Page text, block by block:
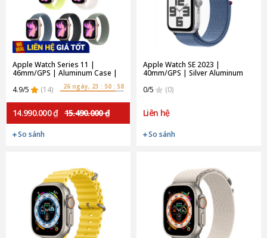
Apple Watch Series 11 |
46mm/GPS | Aluminum Case |
4.9/5
(14) 26 ngày, 23 : 50 : 57
14.990.000 ₫ 15.490.000 ₫
So sánh
Apple Watch SE 2023 |
40mm/GPS | Silver Aluminum
(Chính Hãng)
0/5 (0)
Liên hệ
So sánh